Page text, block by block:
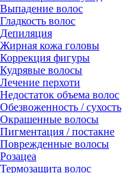
Выпадение волос
Гладкость волос
Депиляция
Жирная кожа головы
Коррекция фигуры
Кудрявые волосы
Лечение перхоти
Недостаток объема волос
Обезвоженность / сухость
Окрашенные волосы
Пигментация / постакне
Поврежденные волосы
Розацеа
Термозащита волос